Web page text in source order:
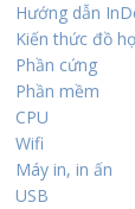
Hướng dẫn
Kiến thức đồ
Phần cứng
Phần mềm
CPU
Wifi
Máy in, in ấn
USB